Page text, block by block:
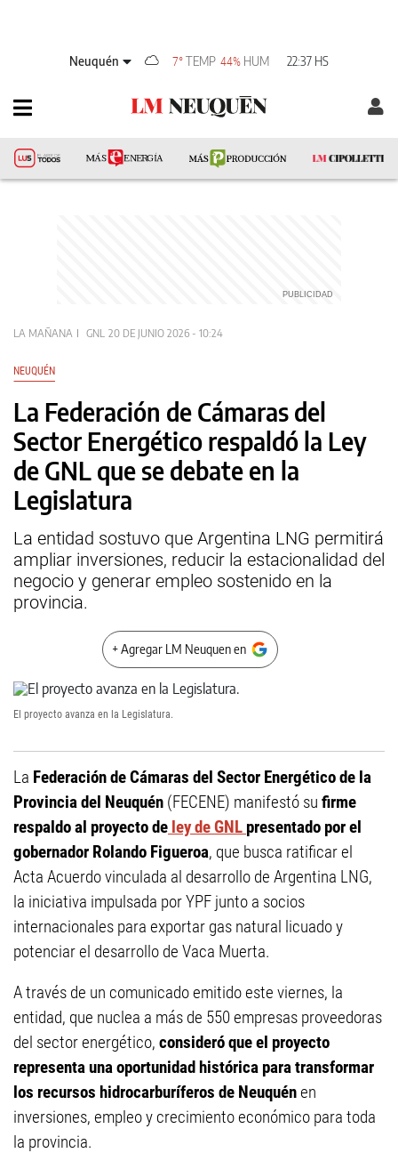
Neuquén 7°TEMP 44% HUM 22:37 HS
LA MAÑANA GNL 20 DE JUNIO 2026 - 10:24
NEUQUÉN
La Federación de Cámaras del
Sector Energético respaldó la Ley
de GNL que se debate en la
Legislatura
La entidad sostuvo que Argentina LNG permitirá
ampliar inversiones, reducir la estacionalidad del
negocio y generar empleo sostenido en la
provincia.
+ Agregar LM Neuquen en
El proyecto avanza en la Legislatura.
La Federación de Cámaras del Sector Energético de la
Provincia del Neuquén (FECENE) manifestó su firme
respaldo al proyecto de ley de GNL presentado por el
gobernador Rolando Figueroa, que busca ratificar el
Acta Acuerdo vinculada al desarrollo de Argentina LNG,
la iniciativa impulsada por YPF junto a socios
internacionales para exportar gas natural licuado y
potenciar el desarrollo de Vaca Muerta.
A través de un comunicado emitido este viernes, la
entidad, que nuclea a más de 550 empresas proveedoras
del sector energético, consideró que el proyecto
representa una oportunidad histórica para transformar
los recursos hidrocarburíferos de Neuquénen
inversiones, empleo y crecimiento económico para toda
la provincia.